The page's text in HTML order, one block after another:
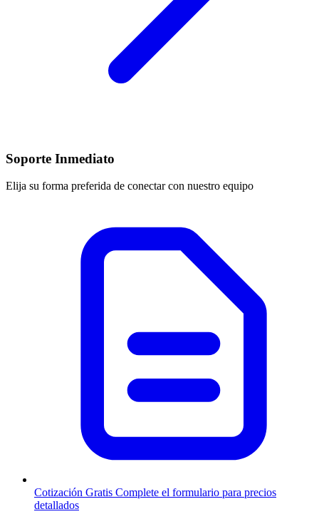
Soporte Inmediato
Elija su forma preferida de conectar con nuestro equipo
Cotización Gratis Complete el formulario para precios
detallados